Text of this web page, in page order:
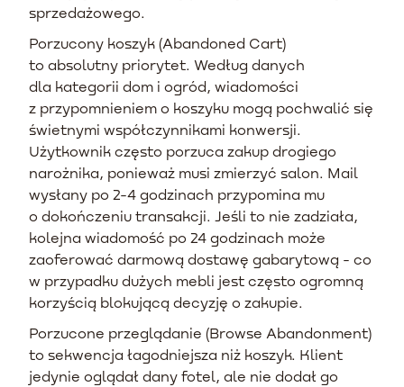
sprzedażowego.
Porzucony koszyk (Abandoned Cart)
to absolutny priorytet. Według danych
dla kategorii dom i ogród, wiadomości
z przypomnieniem o koszyku mogą pochwalić się
świetnymi współczynnikami konwersji.
Użytkownik często porzuca zakup drogiego
narożnika, ponieważ musi zmierzyć salon. Mail
wysłany po 2-4 godzinach przypomina mu
o dokończeniu transakcji. Jeśli to nie zadziała,
kolejna wiadomość po 24 godzinach może
zaoferować darmową dostawę gabarytową - co
w przypadku dużych mebli jest często ogromną
korzyścią blokującą decyzję o zakupie.
Porzucone przeglądanie (Browse Abandonment)
to sekwencja łagodniejsza niż koszyk. Klient
jedynie oglądał dany fotel, ale nie dodał go